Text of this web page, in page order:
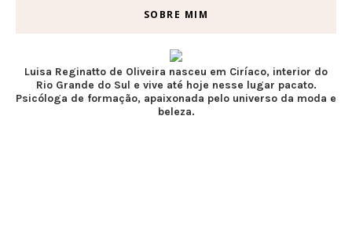
SOBRE MIM
Luisa Reginatto de Oliveira nasceu em Ciríaco, interior do
Rio Grande do Sul e vive até hoje nesse lugar pacato.
Psicóloga de formação, apaixonada pelo universo da moda e
beleza.